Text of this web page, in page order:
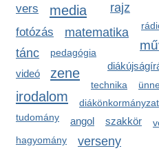
rajz
vers media
fotózás matematika
tánc
pedagógia
zene
technika
irodalom
videó
diákönkormányzat
tudomány angol szakkör
hagyomány
verseny